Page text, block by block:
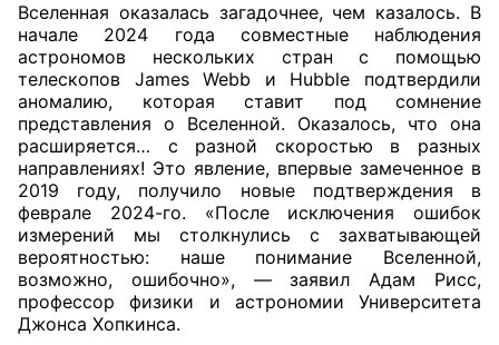
Вселенная оказалась загадочнее, чем казалось. В
начале 2024 года совместные наблюдения
астрономов нескольких стран с помощью
телескопов James Webb и Hubble подтвердили
аномалию, которая ставит под сомнение
представления о Вселенной. Оказалось, что она
расширяется… с разной скоростью в разных
направлениях! Это явление, впервые замеченное в
2019 году, получило новые подтверждения в
феврале 2024-го. «После исключения ошибок
измерений мы столкнулись с захватывающей
вероятностью: наше понимание Вселенной,
возможно, ошибочно», — заявил Адам Рисс,
профессор физики и астрономии Университета
Джонса Хопкинса.